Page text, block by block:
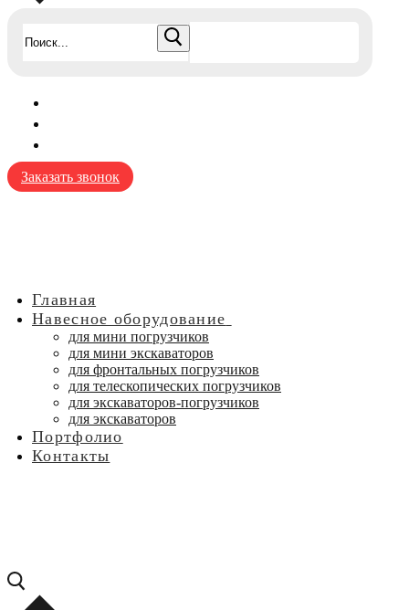
Заказать звонок
Главная
Навесное оборудование
для мини погрузчиков
для мини экскаваторов
для фронтальных погрузчиков
для телескопических погрузчиков
для экскаваторов-погрузчиков
для экскаваторов
Портфолио
Контакты